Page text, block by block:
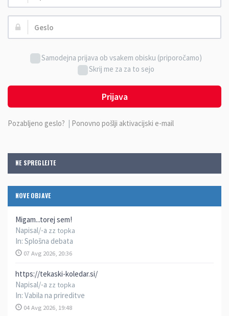
NE SPREGLEJTE
NOVE OBJAVE
Migam...torej sem!
Napisal/-a zz topka
In: Splošna debata
07 Avg 2026, 20:36
https://tekaski-koledar.si/
Napisal/-a zz topka
In: Vabila na prireditve
04 Avg 2026, 19:48
ime:
Geslo:
Samodejna prijava ob vsakem obisku (priporočamo)
Skrij me za za to sejo
Prijava
Pozabljeno geslo? | Ponovno pošlji aktivacijski e-mail